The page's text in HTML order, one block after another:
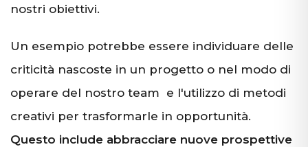
nostri obiettivi.
Un esempio potrebbe essere individuare delle
criticità nascoste in un progetto o nel modo di
operare del nostro team e l'utilizzo di metodi
creativi per trasformarle in opportunità.
Questo include abbracciare nuove prospettive